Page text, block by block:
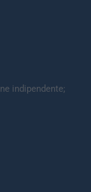
indipendente;